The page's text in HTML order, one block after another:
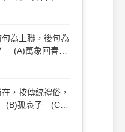
郎文則用口頭語
狀，逸事指風雅
籍貫，生卒年月
後，如說文解字
補，才改置於全
序，在書後者為
為上聯，後句為
，
，普天開景運
間氣象新
，按傳統禮俗，
(B)孤哀子 (C)